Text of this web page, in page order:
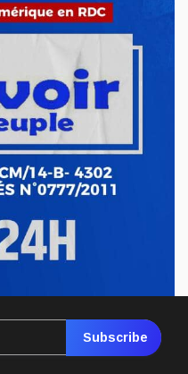
Mbindule dans le
également président du
minier, fait l’objet d’un...
Subscribe